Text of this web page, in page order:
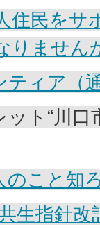
住民をサ
りません
ティア（
ト“川口
のこと知
生指針改